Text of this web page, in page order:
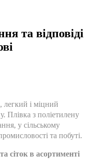
та відповіді
і міцний
Плівка з поліетилену
у сільському
та побуті.
сіток в асортименті